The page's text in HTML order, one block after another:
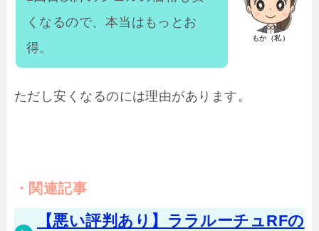
くなるので、本当はもっとお
得。
もか（私）
ただし安くなるのには理由があります。
関連記事
【悪い評判あり】ララルーチュRFの